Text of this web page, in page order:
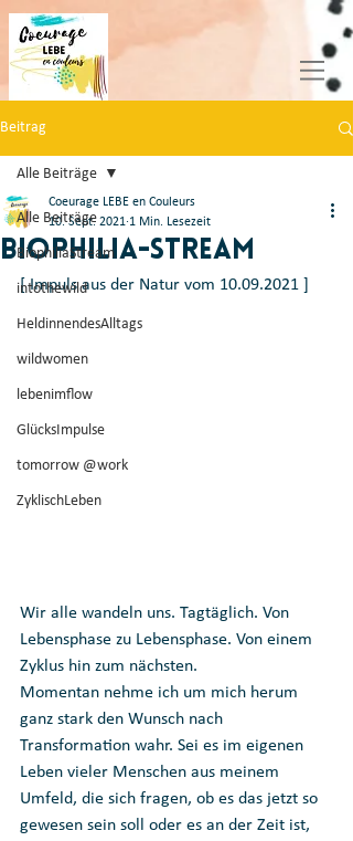
Beitrag
Alle Beiträge
BiophiliaStream
intothewild
HeldinnendesAlltags
wildwomen
lebenimflow
GlücksImpulse
tomorrow @work
ZyklischLeben
Alle Beiträge
Biophilia-Stream
Coeurage LEBE en Couleurs
10. Sept. 2021 1 Min. Lesezeit
[ Impuls aus der Natur vom 10.09.2021 ]
Wir alle wandeln uns. Tagtäglich. Von
Lebensphase zu Lebensphase. Von einem
Zyklus hin zum nächsten.
Momentan nehme ich um mich herum
ganz stark den Wunsch nach
Transformation wahr. Sei es im eigenen
Leben vieler Menschen aus meinem
Umfeld, die sich fragen, ob es das jetzt so
gewesen sein soll oder es an der Zeit ist,